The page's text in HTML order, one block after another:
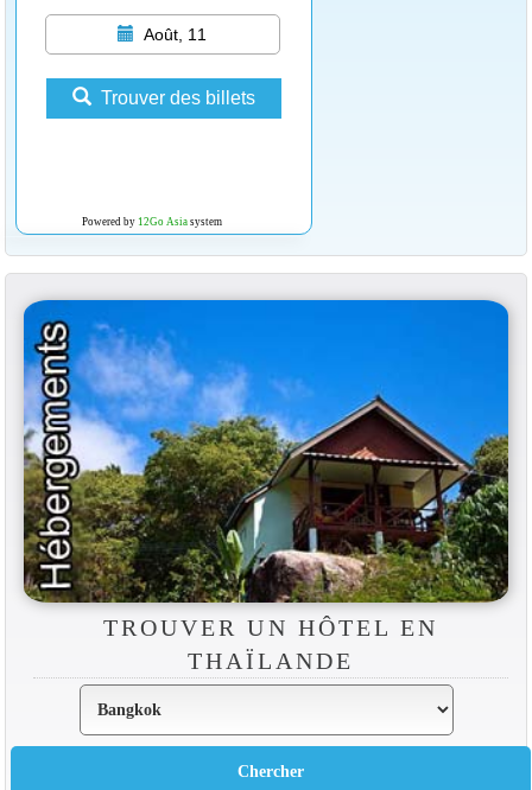
Août, 11
Trouver des billets
Powered by 12Go Asiasystem
TROUVER UN HÔTEL EN
THAÏLANDE